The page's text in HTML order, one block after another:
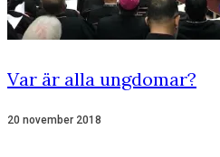
Var är alla ungdomar?
20 november 2018